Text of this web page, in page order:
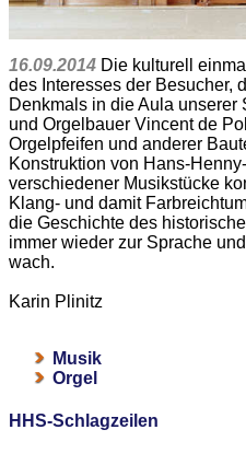
16.09.2014 Die kulturell
des Interesses der Besucher,
Denkmals in die Aula unserer
und Orgelbauer Vincent de
Orgelpfeifen und anderer
Konstruktion von Hans-
verschiedener Musikstücke
Klang- und damit
die Geschichte des
immer wieder zur Sprache
wach.
Karin Plinitz
Musik
Orgel
HHS-Schlagzeilen